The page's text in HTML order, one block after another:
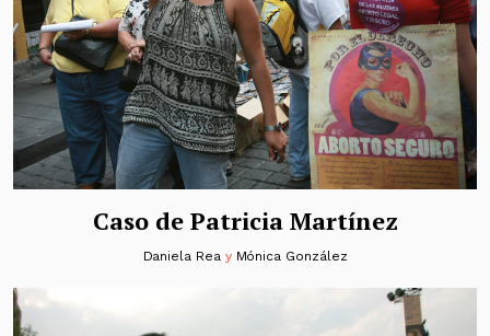
Caso de Patricia Martínez
Daniela Reay Mónica González